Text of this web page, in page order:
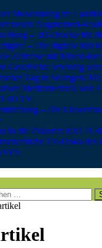
Museumstag im
neuen Augmented-
Burg – 3D-Drucke für
– Die digitale
Zeitreise mit Mixed-
Geschichte lebendig
Tag in Solingen:
Medientechnik von
TV
– Die
in die Zukunft:
TV-Doku